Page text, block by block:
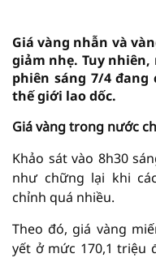
Giá vàng nhẫn và
giảm nhẹ. Tuy
phiên sáng 7/4
thế giới lao dốc.
Giá vàng trong nước
Khảo sát vào 8h30
như chững lại khi
chỉnh quá nhiều.
Theo đó, giá vàng
yết ở mức 170,1 triệu